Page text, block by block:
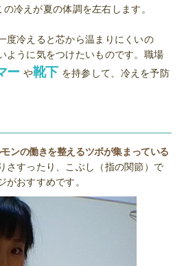
冷えが夏の体調を左右します。
度冷えると芯から温まりにくいの
ように気をつけたいものです。職場
ー や靴下 を持参して、冷えを予防
ンの働きを整えるツボが集まっている
さすったり、こぶし（指の関節）で
がおすすめです。